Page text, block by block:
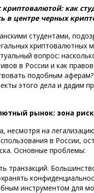
криптовалютой: как
в центре черных
студентами,
криптовалютных
вопрос:
в России и как
подобным
этого дела и дадим
рынок: зона
несмотря на
в России,
Основные проблемы:
транзакций.
инструментом для